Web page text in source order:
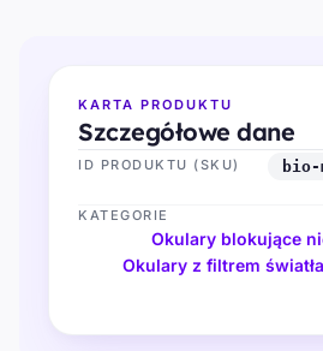
KARTA PRODUKTU
Szczegółowe dane
ID PRODUKTU (SKU) bio-
KATEGORIE
Okulary blokujące
Okulary z filtrem